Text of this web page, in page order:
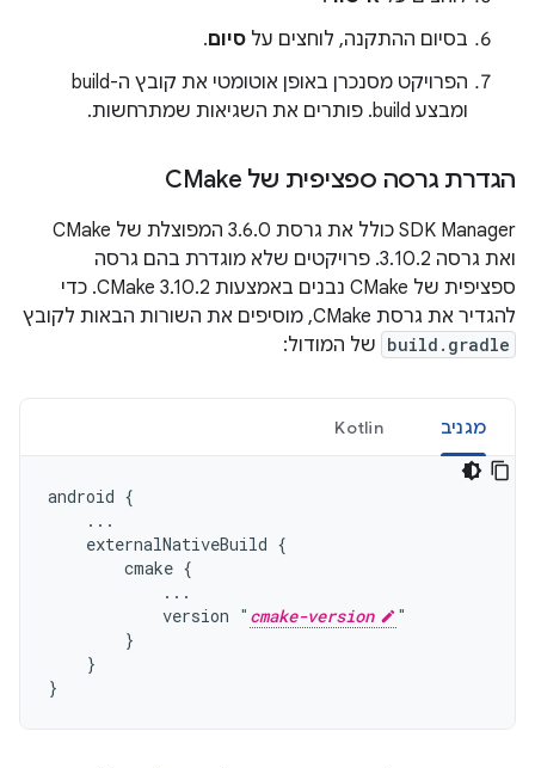
בסיום ההתקנה, לוחצים על סיום.
הפרויקט מסנכרן באופן אוטומטי את קובץ ה-build
ומבצע build. פותרים את השגיאות שמתרחשות.
הגדרת גרסה ספציפית של CMake
‫SDK Manager כולל את גרסת 3.6.0 המפוצלת של CMake
ואת גרסה 3.10.2. פרויקטים שלא מוגדרת בהם גרסה
ספציפית של CMake נבנים באמצעות CMake 3.10.2. כדי
להגדיר את גרסת CMake, מוסיפים את השורות הבאות לקובץ
build.gradle של המודול:
מגניב Kotlin
android {
...
externalNativeBuild {
cmake {
...
version " cmake-version
"
}
}
}